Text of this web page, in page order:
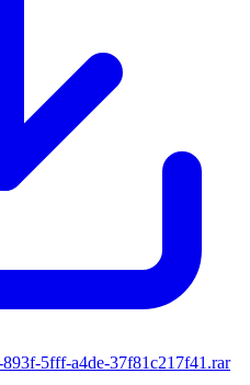
5fff-a4de-37f81c217f41.rar